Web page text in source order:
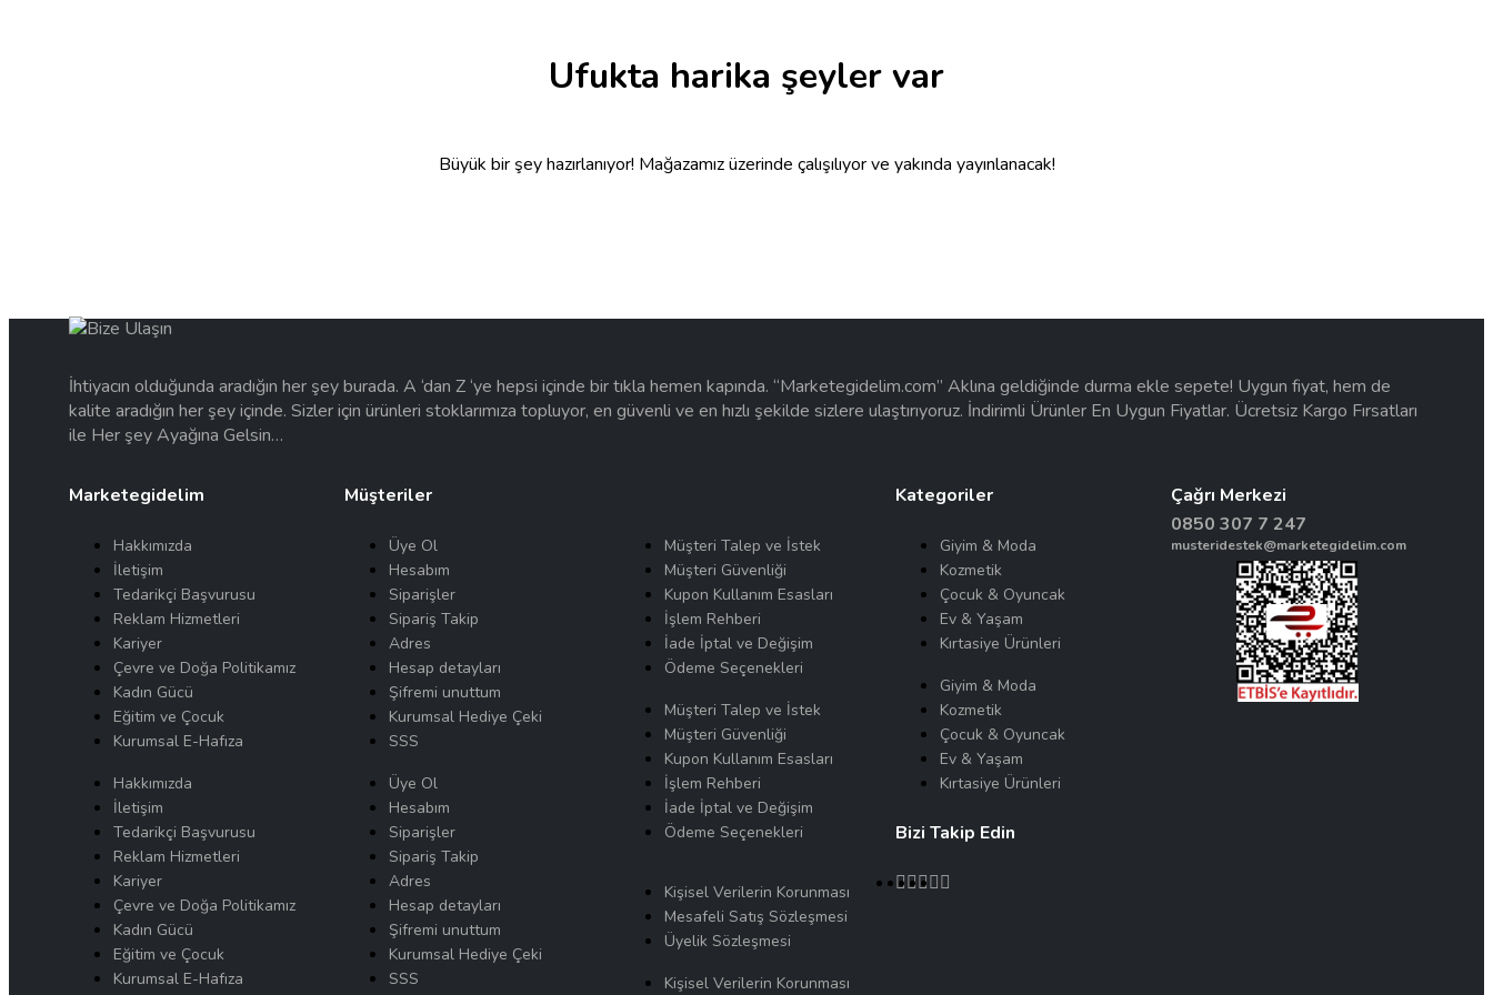
Ufukta harika şeyler var
Büyük bir şey hazırlanıyor! Mağazamız üzerinde çalışılıyor ve yakında yayınlanacak!
İhtiyacın olduğunda aradığın her şey burada. A ‘dan Z ‘ye hepsi içinde bir tıkla hemen kapında. “Marketegidelim.com” Aklına geldiğinde durma ekle sepete! Uygun fiyat, hem de
kalite aradığın her şey içinde. Sizler için ürünleri stoklarımıza topluyor, en güvenli ve en hızlı şekilde sizlere ulaştırıyoruz. İndirimli Ürünler En Uygun Fiyatlar. Ücretsiz Kargo Fırsatları
ile Her şey Ayağına Gelsin…
Marketegidelim
Hakkımızda
İletişim
Tedarikçi Başvurusu
Reklam Hizmetleri
Kariyer
Çevre ve Doğa Politikamız
Kadın Gücü
Eğitim ve Çocuk
Kurumsal E-Hafıza
Hakkımızda
İletişim
Tedarikçi Başvurusu
Reklam Hizmetleri
Kariyer
Çevre ve Doğa Politikamız
Kadın Gücü
Eğitim ve Çocuk
Kurumsal E-Hafıza
Müşteriler
Üye Ol
Hesabım
Siparişler
Sipariş Takip
Adres
Hesap detayları
Şifremi unuttum
Kurumsal Hediye Çeki
SSS
Üye Ol
Hesabım
Siparişler
Sipariş Takip
Adres
Hesap detayları
Şifremi unuttum
Kurumsal Hediye Çeki
SSS
Müşteri Talep ve İstek
Müşteri Güvenliği
Kupon Kullanım Esasları
İşlem Rehberi
İade İptal ve Değişim
Ödeme Seçenekleri
Müşteri Talep ve İstek
Müşteri Güvenliği
Kupon Kullanım Esasları
İşlem Rehberi
İade İptal ve Değişim
Ödeme Seçenekleri
Kişisel Verilerin Korunması
Mesafeli Satış Sözleşmesi
Üyelik Sözleşmesi
Kişisel Verilerin Korunması
Kategoriler
Giyim & Moda
Kozmetik
Çocuk & Oyuncak
Ev & Yaşam
Kırtasiye Ürünleri
Giyim & Moda
Kozmetik
Çocuk & Oyuncak
Ev & Yaşam
Kırtasiye Ürünleri
Bizi Takip Edin
Çağrı Merkezi
0850 307 7 247
musteridestek@marketegidelim.com